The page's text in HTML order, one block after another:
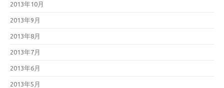
2013年10月
2013年9月
2013年8月
2013年7月
2013年6月
2013年5月